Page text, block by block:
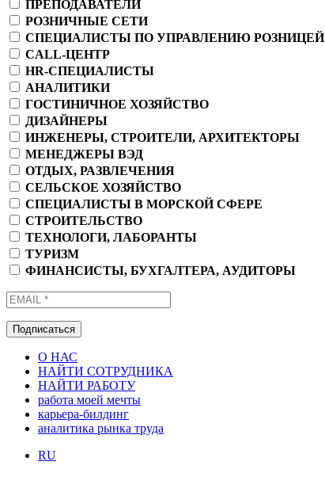
ПРЕПОДАВАТЕЛИ
РОЗНИЧНЫЕ СЕТИ
СПЕЦИАЛИСТЫ ПО УПРАВЛЕНИЮ РОЗНИЦЕЙ
CALL-ЦЕНТР
HR-СПЕЦИАЛИСТЫ
АНАЛИТИКИ
ГОСТИНИЧНОЕ ХОЗЯЙСТВО
ДИЗАЙНЕРЫ
ИНЖЕНЕРЫ, СТРОИТЕЛИ, АРХИТЕКТОРЫ
МЕНЕДЖЕРЫ ВЭД
ОТДЫХ, РАЗВЛЕЧЕНИЯ
СЕЛЬСКОЕ ХОЗЯЙСТВО
СПЕЦИАЛИСТЫ В МОРСКОЙ СФЕРЕ
СТРОИТЕЛЬСТВО
ТЕХНОЛОГИ, ЛАБОРАНТЫ
ТУРИЗМ
ФИНАНСИСТЫ, БУХГАЛТЕРА, АУДИТОРЫ
О НАС
НАЙТИ СОТРУДНИКА
НАЙТИ РАБОТУ
работа моей мечты
карьера-билдинг
аналитика рынка труда
RU